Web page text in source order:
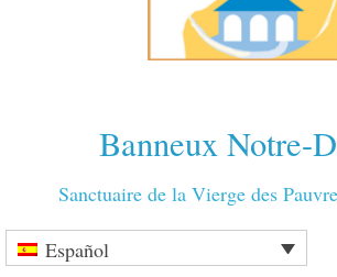
Banneux Notre-
Sanctuaire de la Vierge des
Español